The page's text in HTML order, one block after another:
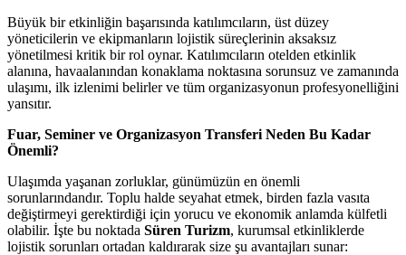
Büyük bir etkinliğin başarısında katılımcıların, üst düzey
yöneticilerin ve ekipmanların lojistik süreçlerinin aksaksız
yönetilmesi kritik bir rol oynar. Katılımcıların otelden etkinlik
alanına, havaalanından konaklama noktasına sorunsuz ve zamanında
ulaşımı, ilk izlenimi belirler ve tüm organizasyonun profesyonelliğini
yansıtır.
Fuar, Seminer ve Organizasyon Transferi Neden Bu Kadar
Önemli?
Ulaşımda yaşanan zorluklar, günümüzün en önemli
sorunlarındandır. Toplu halde seyahat etmek, birden fazla vasıta
değiştirmeyi gerektirdiği için yorucu ve ekonomik anlamda külfetli
olabilir. İşte bu noktada Süren Turizm, kurumsal etkinliklerde
lojistik sorunları ortadan kaldırarak size şu avantajları sunar: